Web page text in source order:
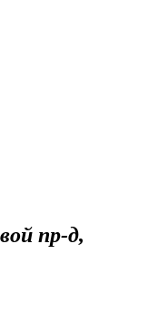
пр-д,